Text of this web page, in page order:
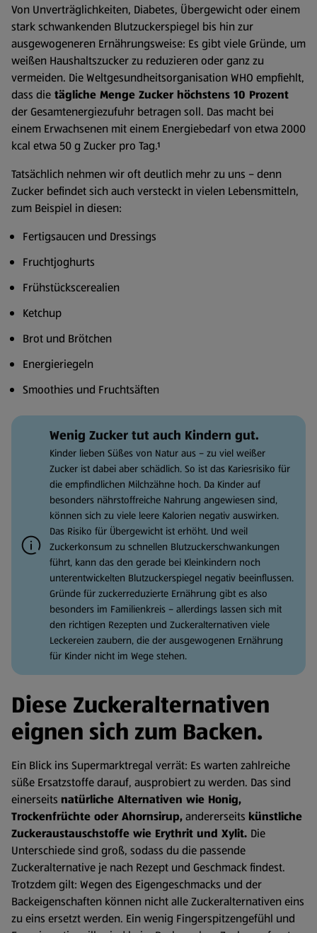
Von Unverträglichkeiten, Diabetes, Übergewicht oder einem
stark schwankenden Blutzuckerspiegel bis hin zur
ausgewogeneren Ernährungsweise: Es gibt viele Gründe, um
weißen Haushaltszucker zu reduzieren oder ganz zu
vermeiden. Die Weltgesundheitsorganisation WHO empfiehlt,
dass die tägliche Menge Zucker höchstens 10 Prozent
der Gesamtenergiezufuhr betragen soll. Das macht bei
einem Erwachsenen mit einem Energiebedarf von etwa 2000
kcal etwa 50 g Zucker pro Tag.¹
Tatsächlich nehmen wir oft deutlich mehr zu uns – denn
Zucker befindet sich auch versteckt in vielen Lebensmitteln,
zum Beispiel in diesen:
Fertigsaucen und Dressings
Fruchtjoghurts
Frühstückscerealien
Ketchup
Brot und Brötchen
Energieriegeln
Smoothies und Fruchtsäften
Wenig Zucker tut auch Kindern gut.
Kinder lieben Süßes von Natur aus – zu viel weißer
Zucker ist dabei aber schädlich. So ist das Kariesrisiko für
die empfindlichen Milchzähne hoch. Da Kinder auf
besonders nährstoffreiche Nahrung angewiesen sind,
können sich zu viele leere Kalorien negativ auswirken.
Das Risiko für Übergewicht ist erhöht. Und weil
Zuckerkonsum zu schnellen Blutzuckerschwankungen
führt, kann das den gerade bei Kleinkindern noch
unterentwickelten Blutzuckerspiegel negativ beeinflussen.
Gründe für zuckerreduzierte Ernährung gibt es also
besonders im Familienkreis – allerdings lassen sich mit
den richtigen Rezepten und Zuckeralternativen viele
Leckereien zaubern, die der ausgewogenen Ernährung
für Kinder nicht im Wege stehen.
Diese Zuckeralternativen
eignen sich zum Backen.
Ein Blick ins Supermarktregal verrät: Es warten zahlreiche
süße Ersatzstoffe darauf, ausprobiert zu werden. Das sind
einerseits natürliche Alternativen wie Honig,
Trockenfrüchte oder Ahornsirup,andererseits künstliche
Zuckeraustauschstoffe wie Erythrit und Xylit. Die
Unterschiede sind groß, sodass du die passende
Zuckeralternative je nach Rezept und Geschmack findest.
Trotzdem gilt: Wegen des Eigengeschmacks und der
Backeigenschaften können nicht alle Zuckeralternativen eins
zu eins ersetzt werden. Ein wenig Fingerspitzengefühl und